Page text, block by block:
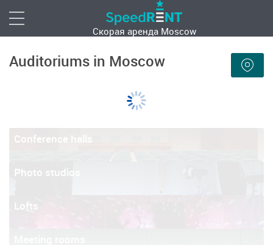
Скорая аренда Moscow
Auditoriums in Moscow
Conference halls
Photo studios
Lofts